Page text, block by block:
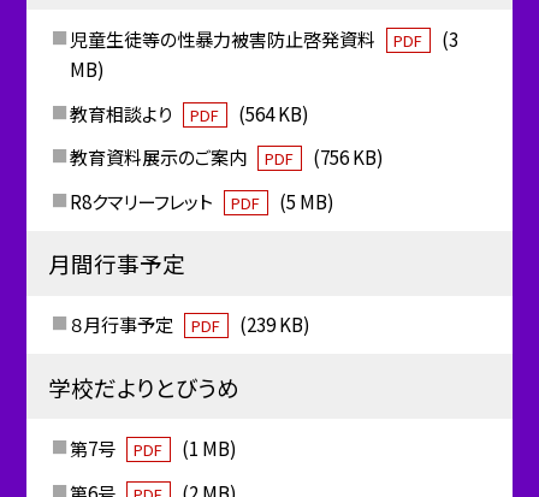
児童生徒等の性暴力被害防止啓発資料 PDF
(3
MB)
教育相談より
PDF
(564 KB)
教育資料展示のご案内
PDF
(756 KB)
R8クマリーフレット
PDF (5 MB)
月間行事予定
８月行事予定 PDF (239 KB)
学校だよりとびうめ
第7号 PDF
(1 MB)